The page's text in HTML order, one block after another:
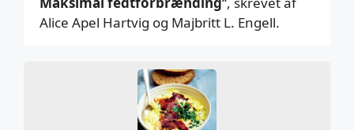
Alice Apel Hartvig og Majbritt L. Engell.